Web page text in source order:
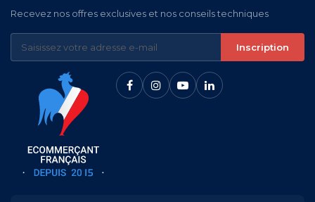
Recevez nos offres exclusives et nos conseils techniques
Inscription